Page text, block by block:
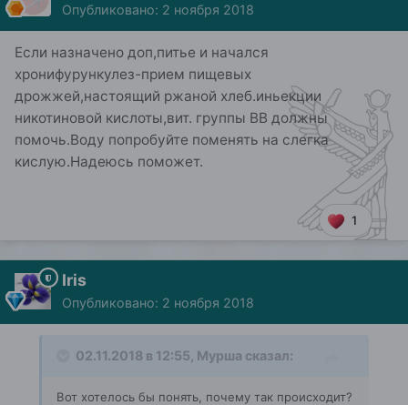
Опубликовано: 2 ноября 2018
Если назначено доп,питье и начался
хронифурункулез-прием пищевых
дрожжей,настоящий ржаной хлеб.иньекции
никотиновой кислоты,вит. группы ВВ должны
помочь.Воду попробуйте поменять на слегка
кислую.Надеюсь поможет.
1
Iris
Опубликовано: 2 ноября 2018
02.11.2018 в 12:55, Мурша сказал:
Вот хотелось бы понять, почему так происходит?